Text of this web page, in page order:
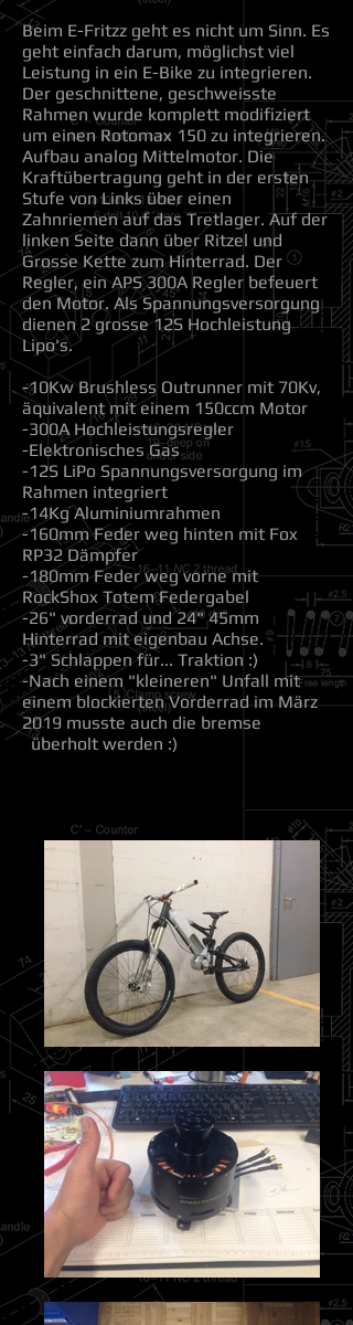
Beim E-Fritzz geht es nicht um Sinn. Es
geht einfach darum, möglichst viel
Leistung in ein E-Bike zu integrieren.
Der geschnittene, geschweisste
Rahmen wurde komplett modifiziert
um einen Rotomax 150 zu integrieren.
Aufbau analog Mittelmotor. Die
Kraftübertragung geht in der ersten
Stufe von Links über einen
Zahnriemen auf das Tretlager. Auf der
linken Seite dann über Ritzel und
Grosse Kette zum Hinterrad. Der
Regler, ein APS 300A Regler befeuert
den Motor. Als Spannungsversorgung
dienen 2 grosse 12S Hochleistung
Lipo's.
-10Kw Brushless Outrunner mit 70Kv,
äquivalent mit einem 150ccm Motor
-300A Hochleistungsregler
-Elektronisches Gas
-12S LiPo Spannungsversorgung im
Rahmen integriert
-14Kg Aluminiumrahmen
-160mm Feder weg hinten mit Fox
RP32 Dämpfer
-180mm Feder weg vorne mit
RockShox Totem Federgabel
-26" vorderrad und 24" 45mm
Hinterrad mit eigenbau Achse.
-3" Schlappen für... Traktion :)
-Nach einem "kleineren" Unfall mit
einem blockierten Vorderrad im März
2019 musste auch die bremse
überholt werden :)